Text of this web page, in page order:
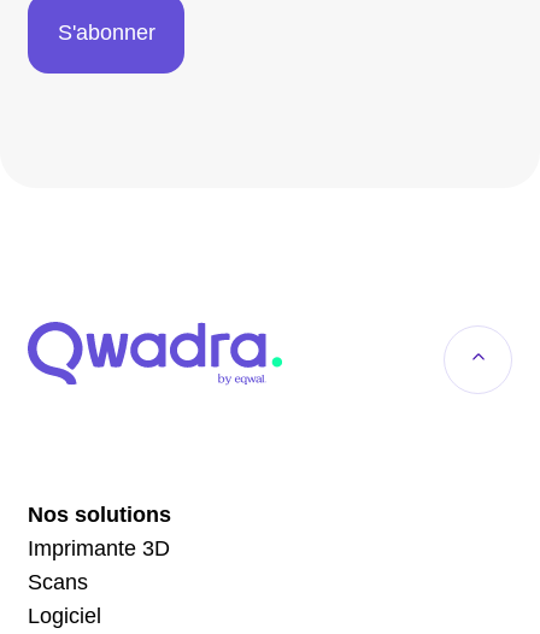
S'abonner
Nos solutions
Imprimante 3D
Scans
Logiciel